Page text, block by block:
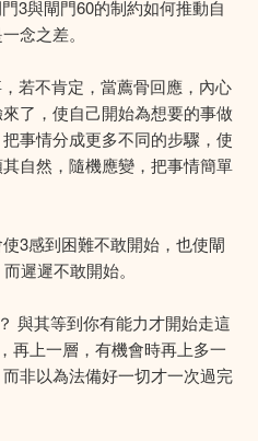
3與閘門60的制約如何推動自
念之差。
若不肯定，當薦骨回應，內心
了，使自己開始為想要的事做
事情分成更多不同的步驟，使
自然，隨機應變，把事情簡單
3感到困難不敢開始，也使閘
遲遲不敢開始。
與其等到你有能力才開始走這
再上一層，有機會時再上多一
非以為法備好一切才一次過完